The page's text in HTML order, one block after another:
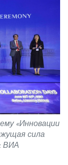
«Инновации
сила
ВИА